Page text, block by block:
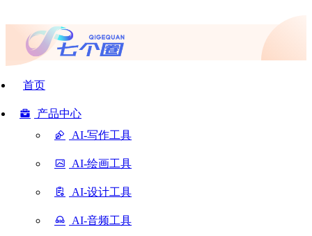
首页
产品中心
AI-写作工具
AI-绘画工具
AI-设计工具
AI-音频工具